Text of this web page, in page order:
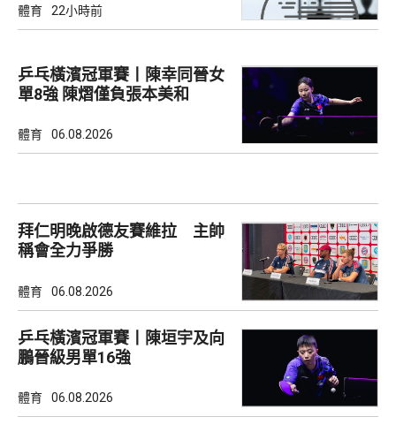
體育 22小時前
乒乓橫濱冠軍賽丨陳幸同晉女
單8強 陳熠僅負張本美和
體育 06.08.2026
拜仁明晚啟德友賽維拉 主帥
稱會全力爭勝
體育 06.08.2026
乒乓橫濱冠軍賽丨陳垣宇及向
鵬晉級男單16強
體育 06.08.2026